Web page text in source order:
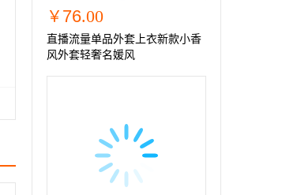
￥ 76.00
直播流量单品外套上衣新款小香
风外套轻奢名媛风